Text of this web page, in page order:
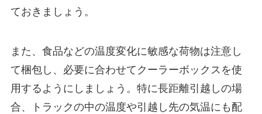
ておきましょう。
また、食品などの温度変化に敏感な荷物は注意し
て梱包し、必要に合わせてクーラーボックスを使
用するようにしましょう。特に長距離引越しの場
合、トラックの中の温度や引越し先の気温にも配